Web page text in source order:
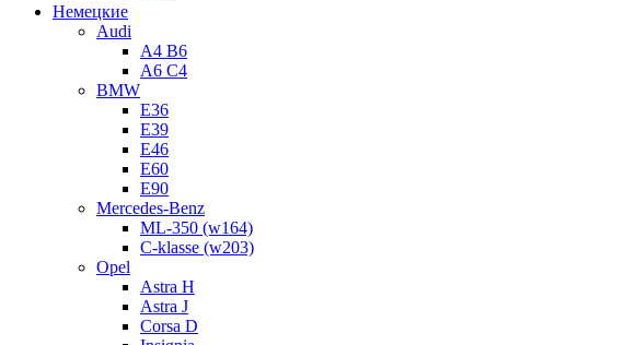
Немецкие
Audi
A4 B6
A6 C4
BMW
E36
E39
E46
E60
E90
Mercedes-Benz
ML-350 (w164)
C-klasse (w203)
Opel
Astra H
Astra J
Corsa D